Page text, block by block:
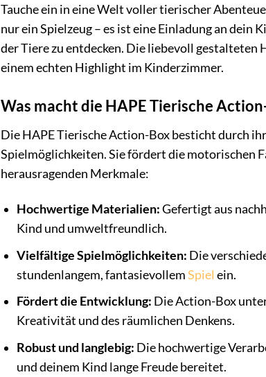
Tauche ein in eine Welt voller tierischer
nur ein Spielzeug – es ist eine Einladung an
der Tiere zu entdecken. Die liebevoll
einem echten Highlight im Kinderzimmer.
Was macht die HAPE Tierische
Die HAPE Tierische Action-Box besticht durch
Spielmöglichkeiten. Sie fördert die motorischen
herausragenden Merkmale:
Hochwertige Materialien:Gefertigt aus
Kind und umweltfreundlich.
Vielfältige Spielmöglichkeiten: Die
stundenlangem, fantasievollemSpiel ein.
Fördert die Entwicklung: Die Action-Box
Kreativität und des räumlichen Denkens.
Robust und langlebig: Die hochwertige
und deinem Kind lange Freude bereitet.